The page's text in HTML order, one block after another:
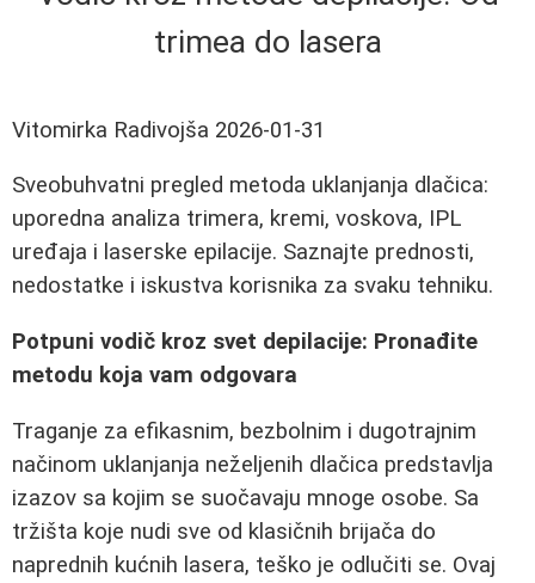
trimea do lasera
Vitomirka Radivojša 2026-01-31
Sveobuhvatni pregled metoda uklanjanja dlačica:
uporedna analiza trimera, kremi, voskova, IPL
uređaja i laserske epilacije. Saznajte prednosti,
nedostatke i iskustva korisnika za svaku tehniku.
Potpuni vodič kroz svet depilacije: Pronađite
metodu koja vam odgovara
Traganje za efikasnim, bezbolnim i dugotrajnim
načinom uklanjanja neželjenih dlačica predstavlja
izazov sa kojim se suočavaju mnoge osobe. Sa
tržišta koje nudi sve od klasičnih brijača do
naprednih kućnih lasera, teško je odlučiti se. Ovaj